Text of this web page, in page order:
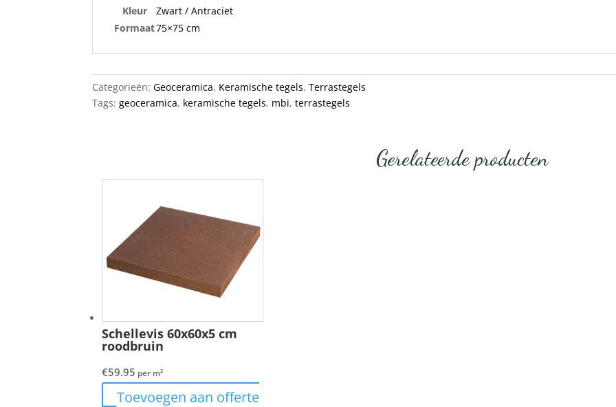
Kleur
Zwart / Antraciet
Formaat75×75 cm
Categorieën:Geoceramica, Keramische tegels,Terrastegels
Tags:geoceramica, keramische tegels, mbi,terrastegels
Gerelateerde producten
Schellevis 60x60x5 cm
roodbruin
€59.95 per m²
Toevoegen aan offerte